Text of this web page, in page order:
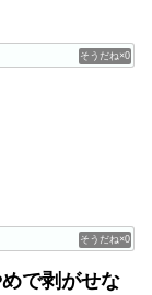
0
0
で剥がせな